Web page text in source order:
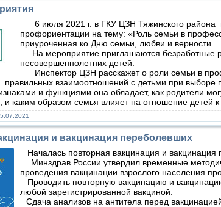
6 июля 2021 г. в ГКУ ЦЗН Тяжинского района
профориентации на тему: «Роль семьи в
приуроченная ко Дню семьи, любви и верности.
На мероприятие приглашаются безработные
несовершеннолетних детей.
Инспектор ЦЗН расскажет о роли семьи в
взаимоотношений с детьми при выборе
и функциями она обладает, как родители
каким образом семья влияет на отношение детей к
и вакцинация переболевших
Началась повторная вакцинация и вакцинация
⠀ Минздрав России утвердил временные
проведения вакцинации взрослого населения
Проводить повторную вакцинацию и
любой зарегистрированной вакциной.
⠀Cдача анализов на антитела перед